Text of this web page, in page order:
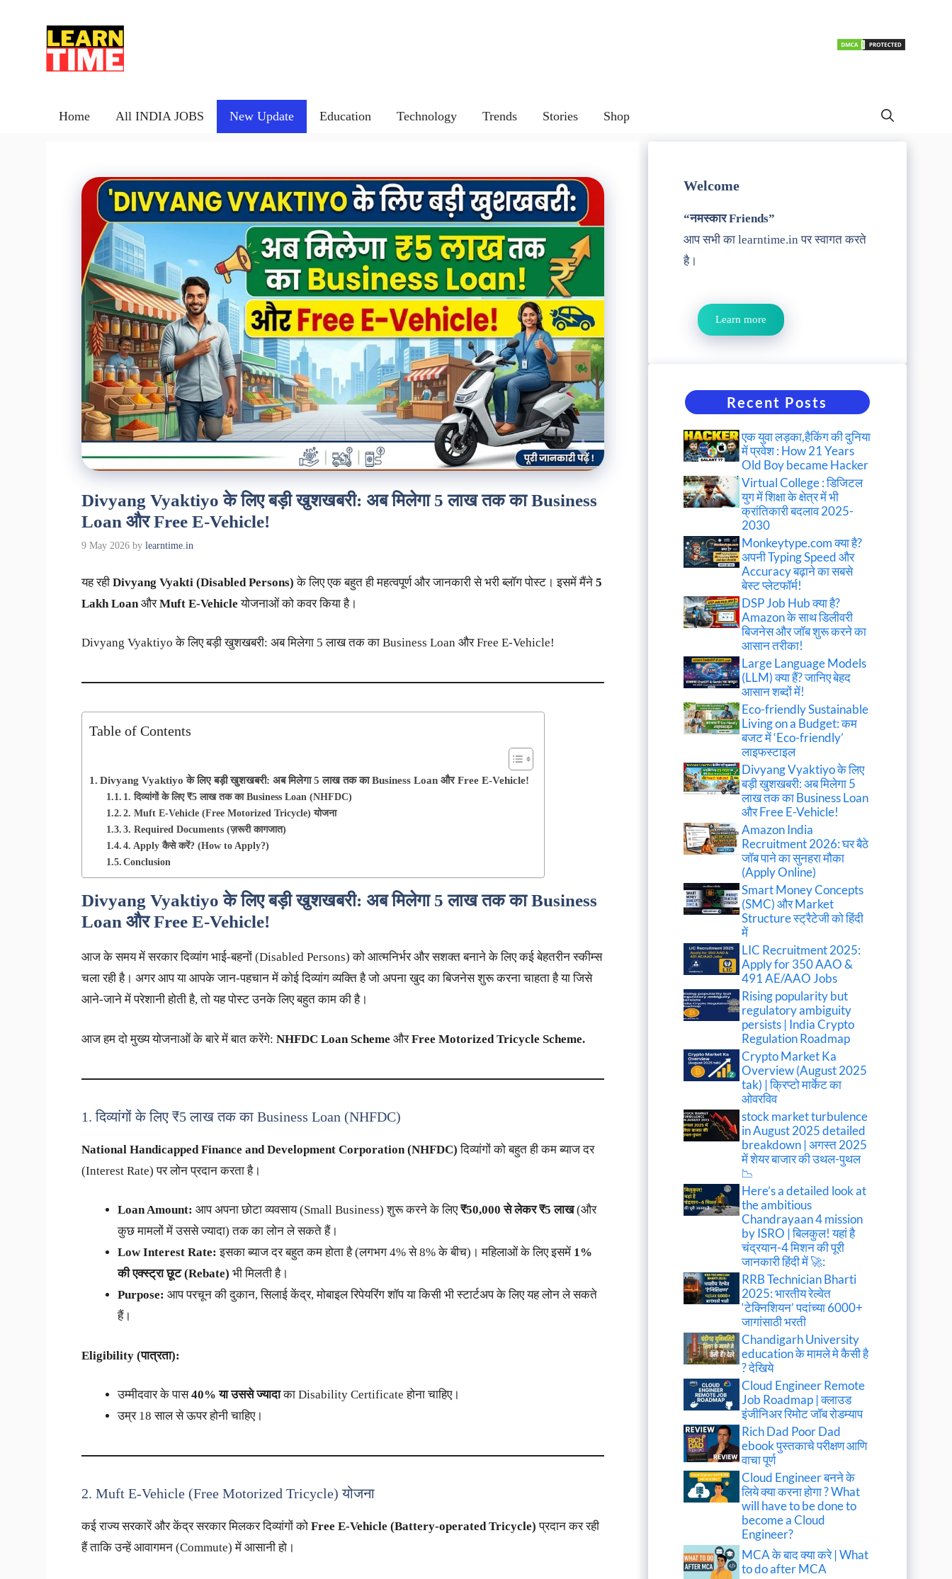
Home All INDIA JOBS New Update Education Technology Trends Stories Shop
Divyang Vyaktiyo के लिए बड़ी खुशखबरी: अब मिलेगा 5 लाख तक का Business
Loan और Free E-Vehicle!
9 May 2026 by learntime.in
यह रही Divyang Vyakti (Disabled Persons) के लिए एक बहुत ही महत्वपूर्ण और जानकारी से भरी ब्लॉग पोस्ट। इसमें मैंने 5
Lakh LoanऔरMuft E-Vehicle योजनाओं को कवर किया है।
Divyang Vyaktiyo के लिए बड़ी खुशखबरी: अब मिलेगा 5 लाख तक का Business Loan और Free E-Vehicle!
Table of Contents
Divyang Vyaktiyo के लिए बड़ी खुशखबरी: अब मिलेगा 5 लाख तक का Business Loan और Free E-Vehicle!
1. दिव्यांगों के लिए ₹5 लाख तक का Business Loan (NHFDC)
2. Muft E-Vehicle (Free Motorized Tricycle) योजना
3. Required Documents (ज़रूरी कागजात)
4. Apply कैसे करें? (How to Apply?)
Conclusion
Divyang Vyaktiyo के लिए बड़ी खुशखबरी: अब मिलेगा 5 लाख तक का Business
Loan और Free E-Vehicle!
आज के समय में सरकार दिव्यांग भाई-बहनों (Disabled Persons) को आत्मनिर्भर और सशक्त बनाने के लिए कई बेहतरीन स्कीम्स
चला रही है। अगर आप या आपके जान-पहचान में कोई दिव्यांग व्यक्ति है जो अपना खुद का बिजनेस शुरू करना चाहता है या जिसे
आने-जाने में परेशानी होती है, तो यह पोस्ट उनके लिए बहुत काम की है।
आज हम दो मुख्य योजनाओं के बारे में बात करेंगे: NHFDC Loan Scheme औरFree Motorized Tricycle Scheme.
1. दिव्यांगों के लिए ₹5 लाख तक का Business Loan (NHFDC)
National Handicapped Finance and Development Corporation (NHFDC) दिव्यांगों को बहुत ही कम ब्याज दर
(Interest Rate) पर लोन प्रदान करता है।
Loan Amount: आप अपना छोटा व्यवसाय (Small Business) शुरू करने के लिए₹50,000 से लेकर ₹5 लाख(और
कुछ मामलों में उससे ज्यादा) तक का लोन ले सकते हैं।
Low Interest Rate: इसका ब्याज दर बहुत कम होता है (लगभग 4% से 8% के बीच)। महिलाओं के लिए इसमें 1%
की एक्स्ट्रा छूट (Rebate) भी मिलती है।
Purpose: आप परचून की दुकान, सिलाई केंद्र, मोबाइल रिपेयरिंग शॉप या किसी भी स्टार्टअप के लिए यह लोन ले सकते
हैं।
Eligibility (पात्रता):
उम्मीदवार के पास40% या उससे ज्यादाका Disability Certificate होना चाहिए।
उम्र 18 साल से ऊपर होनी चाहिए।
2. Muft E-Vehicle (Free Motorized Tricycle) योजना
कई राज्य सरकारें और केंद्र सरकार मिलकर दिव्यांगों को Free E-Vehicle (Battery-operated Tricycle) प्रदान कर रही
हैं ताकि उन्हें आवागमन (Commute) में आसानी हो।
Welcome
“नमस्कार Friends”
आप सभी का learntime.in पर स्वागत करते
है।
Learn more
Recent Posts
एक युवा लड़का,हैकिंग की दुनिया
में प्रवेश : How 21 Years
Old Boy became Hacker
Virtual College : डिजिटल
युग में शिक्षा के क्षेत्र में भी
क्रांतिकारी बदलाव 2025-
2030
Monkeytype.com क्या है?
अपनी Typing Speed और
Accuracy बढ़ाने का सबसे
बेस्ट प्लेटफॉर्म!
DSP Job Hub क्या है?
Amazon के साथ डिलीवरी
बिजनेस और जॉब शुरू करने का
आसान तरीका!
Large Language Models
(LLM) क्या हैं? जानिए बेहद
आसान शब्दों में!
Eco-friendly Sustainable
Living on a Budget: कम
बजट में ‘Eco-friendly’
लाइफस्टाइल
Divyang Vyaktiyo के लिए
बड़ी खुशखबरी: अब मिलेगा 5
लाख तक का Business Loan
और Free E-Vehicle!
Amazon India
Recruitment 2026: घर बैठे
जॉब पाने का सुनहरा मौका
(Apply Online)
Smart Money Concepts
(SMC) और Market
Structure स्ट्रैटेजी को हिंदी
में
LIC Recruitment 2025:
Apply for 350 AAO &
491 AE/AAO Jobs
Rising popularity but
regulatory ambiguity
persists | India Crypto
Regulation Roadmap
Crypto Market Ka
Overview (August 2025
tak) | क्रिप्टो मार्केट का
ओवरविव
stock market turbulence
in August 2025 detailed
breakdown | अगस्त 2025
में शेयर बाजार की उथल-पुथल
📉
Here’s a detailed look at
the ambitious
Chandrayaan 4 mission
by ISRO | बिलकुल! यहां है
चंद्रयान-4 मिशन की पूरी
जानकारी हिंदी में 🚀:
RRB Technician Bharti
2025: भारतीय रेल्वेत
‘टेक्निशियन’ पदांच्या 6000+
जागांसाठी भरती
Chandigarh University
education के मामले मे कैसी है
? देखिये
Cloud Engineer Remote
Job Roadmap | क्लाउड
इंजीनिअर रिमोट जॉब रोडम्याप
Rich Dad Poor Dad
ebook पुस्तकाचे परीक्षण आणि
वाचा पूर्ण
Cloud Engineer बनने के
लिये क्या करना होगा ? What
will have to be done to
become a Cloud
Engineer?
MCA के बाद क्या करे | What
to do after MCA